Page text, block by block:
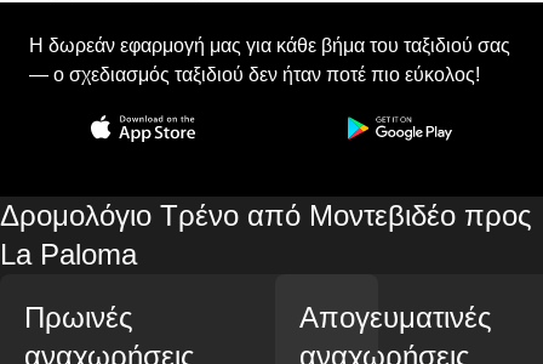
Η δωρεάν εφαρμογή μας για κάθε βήμα του ταξιδιού σας
— ο σχεδιασμός ταξιδιού δεν ήταν ποτέ πιο εύκολος!
Δρομολόγιο Τρένο από Μοντεβιδέο προς
La Paloma
Πρωινές
αναχωρήσεις
Απογευματινές
αναχωρήσεις